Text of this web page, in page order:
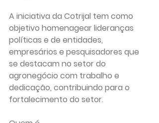
A iniciativa da Cotrijal tem como
objetivo homenagear lideranças
políticas e de entidades,
empresários e pesquisadores que
se destacam no setor do
agronegócio com trabalho e
dedicação, contribuindo para o
fortalecimento do setor.